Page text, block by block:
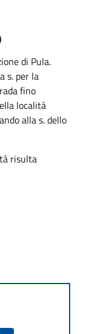
di Pula.
s. per la
fino
località
alla s. dello
risulta